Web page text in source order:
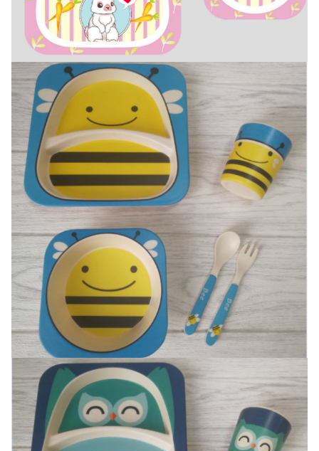
هر کدام با کیسه اپ؛12 عدد در هر
کارتن داخلی ، 120 عدد در هر
کارتن خارجی
کارتن: